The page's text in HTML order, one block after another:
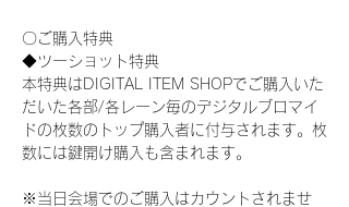
〇ご購入特典
◆ツーショット特典
本特典はDIGITAL ITEM SHOPでご購入いた
だいた各部/各レーン毎のデジタルブロマイ
ドの枚数のトップ購入者に付与されます。枚
数には鍵開け購入も含まれます。
※当日会場でのご購入はカウントされませ